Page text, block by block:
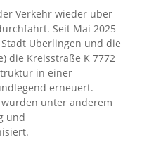
Verkehr wieder über
Seit Mai 2025
Überlingen und die
die Kreisstraße K 7772
in einer
erneuert.
unter anderem
und